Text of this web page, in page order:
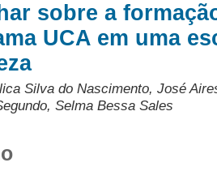
sobre a
UCA em uma
Silva do Nascimento, José
Selma Bessa Sales